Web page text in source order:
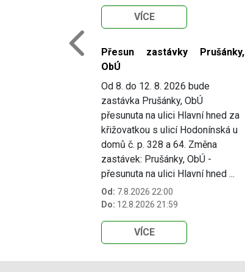
VÍCE
Přesun zastávky Prušánky,
ObÚ
Od 8. do 12. 8. 2026 bude
zastávka Prušánky, ObÚ
přesunuta na ulici Hlavní hned za
křižovatkou s ulicí Hodonínská u
domů č. p. 328 a 64. Změna
zastávek: Prušánky, ObÚ -
přesunuta na ulici Hlavní hned ...
Od: 7.8.2026 22:00
Do: 12.8.2026 21:59
VÍCE
Previous